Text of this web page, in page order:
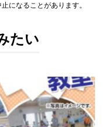
になることがあります。
たい